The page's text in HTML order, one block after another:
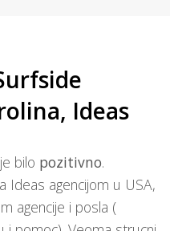
Ideas
je bilo pozitivno.
Ideas agencijom u USA,
agencije i posla (